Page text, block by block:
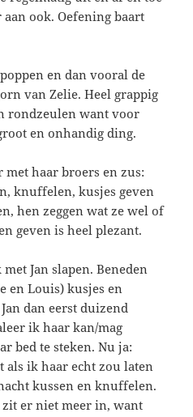
ook. Oefening baart
en dan vooral de
van Zelie. Heel grappig
rondzeulen want voor
en onhandig ding.
met haar broers en zus:
knuffelen, kusjes geven
hen zeggen wat ze wel of
geven is heel plezant.
met Jan slapen. Beneden
en Louis) kusjes en
dan eerst duizend
ik haar kan/mag
bed te steken. Nu ja:
als ik haar echt zou laten
kussen en knuffelen.
er niet meer in, want